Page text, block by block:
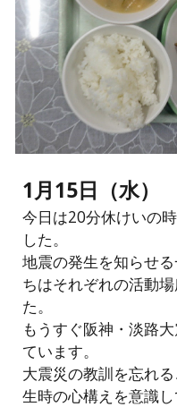
1月15日（水）
今日は20分休けいの
した。
地震の発生を知らせ
ちはそれぞれの活動
た。
もうすぐ阪神・淡路
ています。
大震災の教訓を忘れ
生時の心構えを意識し